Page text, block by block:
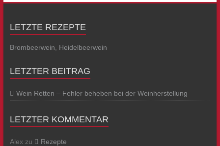
LETZTE REZEPTE
Brombeerwein Heidelbeerwein
LETZTER BEITRAG
Wein Retten – Fehler beheben bei der Weinherstellung
LETZTER KOMMENTAR
Alex zu Rezepte